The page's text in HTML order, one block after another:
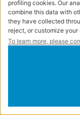
PER CONSIGLI
ISCRIZIONE
Directa Lab S.r.l. – Via